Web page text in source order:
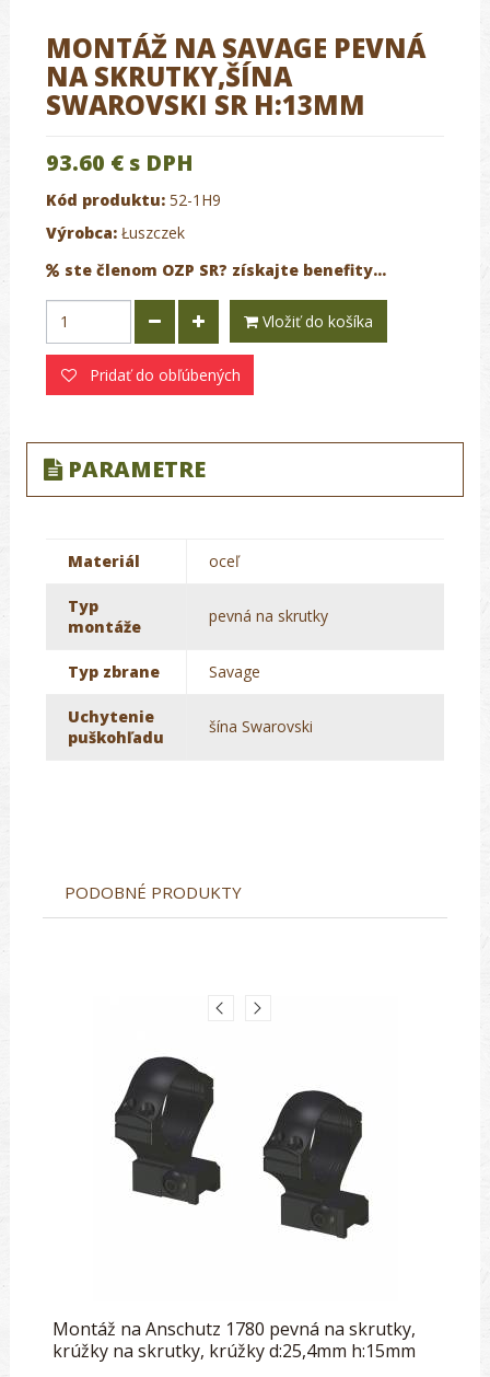
MONTÁŽ NA SAVAGE PEVNÁ
NA SKRUTKY,ŠÍNA
SWAROVSKI SR H:13MM
93.60 € s DPH
Kód produktu: 52-1H9
Výrobca: Łuszczek
ste členom OZP SR? získajte benefity...
Vložiť do košíka
Pridať do obľúbených
PARAMETRE
Materiál oceľ
Typ
montáže
pevná na skrutky
Typ zbrane Savage
Uchytenie
puškohľadu
šína Swarovski
PODOBNÉ PRODUKTY
Montáž na Anschutz 1780 pevná na skrutky,
krúžky na skrutky, krúžky d:25,4mm h:15mm